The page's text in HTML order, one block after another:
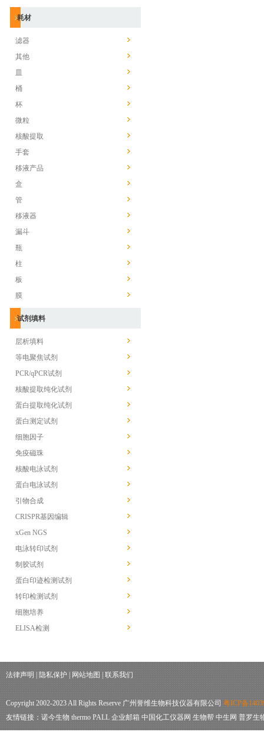
耗材
滤器
其他
皿
桶
杯
微粒
核酸提取
手套
移液产品
盒
管
移液器
漏斗
瓶
柱
板
膜
试剂填料
层析填料
等电聚焦试剂
PCR/qPCR试剂
核酸提取纯化试剂
蛋白提取纯化试剂
蛋白测定试剂
细胞因子
免疫磁珠
核酸电泳试剂
蛋白电泳试剂
引物合成
CRISPR基因编辑
xGen NGS
电泳转印试剂
制胶试剂
蛋白印迹检测试剂
转印检测试剂
细胞培养
ELISA检测
法律声明 隐私保护 网站地图 联系我们
Copyright 2002-2023 All Rights Reserve 广州誉维生物科技仪器有限公司 粤ICP备
友情链接： 诺今生物 thermo PALL 企业邮箱 中国化工仪器网 生物帮 中生网 普罗生